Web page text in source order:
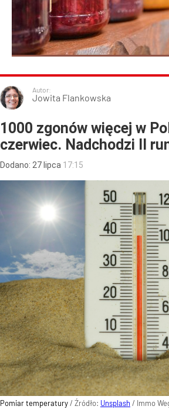
Autor:
Jowita Flankowska
1000 zgonów więcej w
czerwiec. Nadchodzi II
Dodano: 27 lipca 17:15
Pomiar temperatury/ Źródło: Unsplash / Immo